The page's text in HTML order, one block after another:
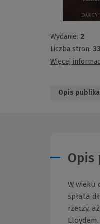
Wydanie: 2
Liczba stron:
Więcej
Opis
Opis
W wieku
spłata
rzeczy,